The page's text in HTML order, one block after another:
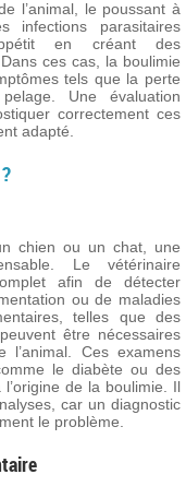
l’animal, le poussant à
infections parasitaires
en créant des
ces cas, la boulimie
tels que la perte
Une évaluation
correctement ces
adapté.
chien ou un chat, une
Le vétérinaire
afin de détecter
ou de maladies
telles que des
être nécessaires
l’animal. Ces examens
le diabète ou des
de la boulimie. Il
car un diagnostic
le problème.